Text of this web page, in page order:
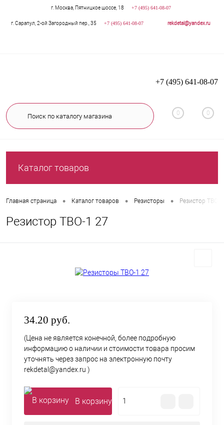
г. Москва, Пятницкое шоссе, 18 +7 (495) 641-08-07
г. Сарапул, 2-ой Загородный пер., 35 +7 (495) 641-08-07 rekdetal@yandex.ru
+7 (495) 641-08-07
0 0
Каталог товаров
Главная страница • Каталог товаров • Резисторы • Резистор ТВО-
Резистор ТВО-1 27
34.20 руб.
(Цена не является конечной, более подробную
информацию о наличии и стоимости товара просим
уточнять через запрос на электронную почту
rekdetal@yandex.ru )
В корзину